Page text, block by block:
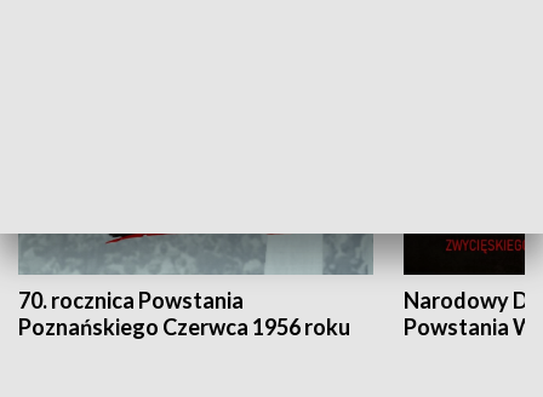
70. rocznica Powstania
Poznańskiego Czerwca 1956 roku
Narodowy
Powstania